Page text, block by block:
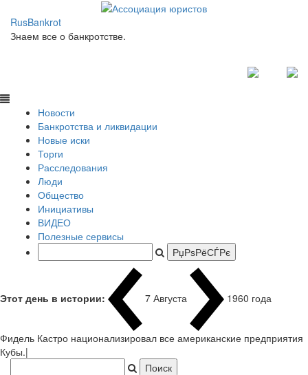
RusBankrot
Знаем все о банкротстве.
Новости
Банкротства и ликвидации
Новые иски
Торги
Расследования
Люди
Общество
Инициативы
ВИДЕО
Полезные сервисы
Этот день в истории: 7 Августа 1960 года
Фидель Кастро национализировал все американские предприятия
Кубы.|